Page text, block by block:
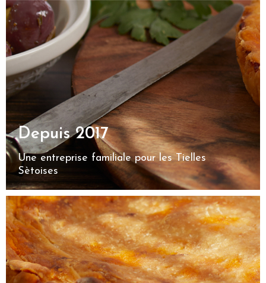
Depuis 2017
Une entreprise familiale pour les Tielles
Sètoises